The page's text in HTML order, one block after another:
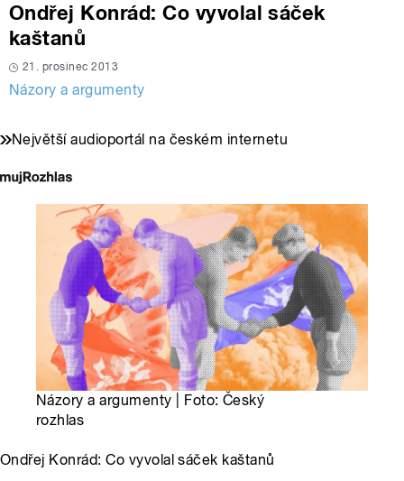
Ondřej Konrád: Co vyvolal sáček
kaštanů
21. prosinec 2013
Názory a argumenty
Největší audioportál na českém internetu
Názory a argumenty | Foto: Český
rozhlas
Ondřej Konrád: Co vyvolal sáček kaštanů